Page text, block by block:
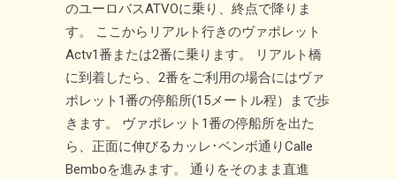
のユーロバスATVOに乗り、終点で降りま
す。 ここからリアルト行きのヴァポレット
Actv1番または2番に乗ります。 リアルト橋
に到着したら、2番をご利用の場合にはヴァ
ポレット1番の停船所(15メートル程）まで歩
きます。 ヴァポレット1番の停船所を出た
ら、正面に伸びるカッレ･ベンボ通りCalle
Bemboを進みます。 通りをそのまま直進